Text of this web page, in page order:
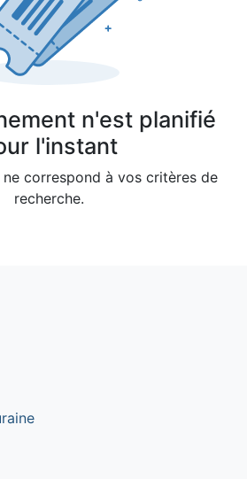
n'est planifié
l'instant
ne correspond à vos critères de
recherche.